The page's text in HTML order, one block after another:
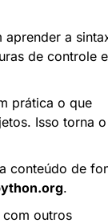
aprender a
de controle e
prática o que
Isso torna o
conteúdo de
.
com outros